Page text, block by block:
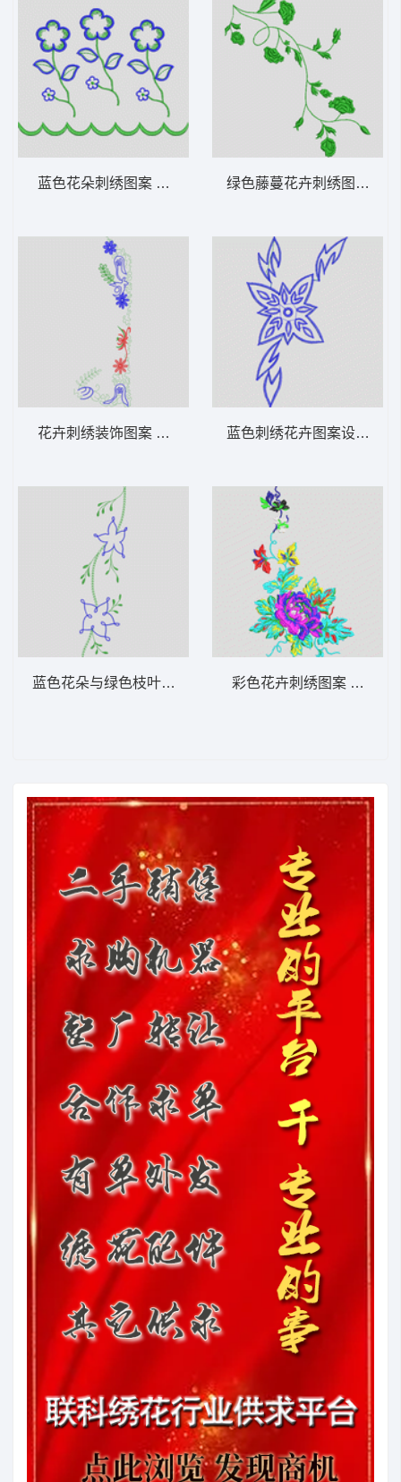
蓝色花朵刺绣图案 花型
花卉刺绣装饰图案 花型
蓝色花朵与绿色枝叶刺绣图案 花型
绿色藤蔓花卉刺绣图案 牛
蓝色刺绣花卉图案设计 牛
彩色花卉刺绣图案 牛仔裤